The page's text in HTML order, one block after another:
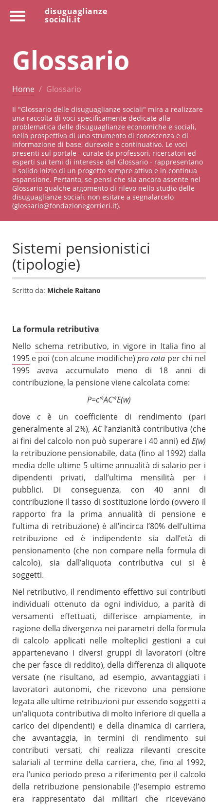
disuguaglianze
sociali.it
Glossario
Home Glossario
Il "Glossario delle disuguaglianze sociali" mira a realizzare
una raccolta di voci specificamente dedicate alla
problematica delle disuguaglianze economiche e sociali,
nella prospettiva di uno strumento di conoscenza e di
informazione di base, durevole e continuativo. Le voci
presenti sul portale - curate da professori, ricercatori ed
esperti sui temi di interesse del Glossario - rappresentano
il solido inizio di un progetto sempre attivo e in continua
espansione. Pertanto, se pensi che sia ancora assente nel
Glossario qualche argomento di rilevo nello studio delle
disuguaglianze sociali, non esitare a segnalarcelo
(glossario@fondazionegorrieri.it).
Sistemi pensionistici
(tipologie)
Scritto da: Michele Raitano
La formula retributiva
Nello schema retributivo, in vigore in Italia fino al
1995 e poi (con alcune modifiche)pro rata per chi nel
1995 aveva accumulato meno di 18 anni di
contribuzione, la pensione viene calcolata come:
P=c*AC*E(w)
dove cè un coefficiente di rendimento (pari
generalmente al 2%),ACl’anzianità contributiva (che
ai fini del calcolo non può superare i 40 anni) ed E(w)
la retribuzione pensionabile, data (fino al 1992) dalla
media delle ultime 5 ultime annualità di salario per i
dipendenti privati, dall’ultima mensilità per i
pubblici. Di conseguenza, con 40 anni di
contribuzione il tasso di sostituzione lordo (ovvero il
rapporto fra la prima annualità di pensione e
l’ultima di retribuzione) è all’incirca l’80% dell’ultima
retribuzione ed è indipendente sia dall’età di
pensionamento (che non compare nella formula di
calcolo), sia dall’aliquota contributiva cui si è
soggetti.
Nel retributivo, il rendimento effettivo sui contributi
individuali ottenuto da ogni individuo, a parità di
versamenti effettuati, differisce ampiamente, in
ragione della divergenza nei parametri della formula
di calcolo applicati nelle molteplici gestioni a cui
appartenevano i diversi gruppi di lavoratori (oltre
che per fasce di reddito), della differenza di aliquote
versate (ne risultano, ad esempio, avvantaggiati i
lavoratori autonomi, che ricevono una pensione
legata alle ultime retribuzioni pur essendo soggetti a
un’aliquota contributiva di molto inferiore di quella a
carico dei dipendenti) e della dinamica di carriera,
che avvantaggia, in termini di rendimento sui
contributi versati, chi realizza rilevanti crescite
salariali al termine della carriera, che, fino al 1992,
era l’unico periodo preso a riferimento per il calcolo
della retribuzione pensionabile (l’esempio estremo
era rappresentato dai militari che ricevevano